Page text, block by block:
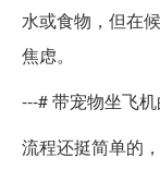
水或食物，但在
焦虑。
---# 带宠物坐飞
流程还挺简单的